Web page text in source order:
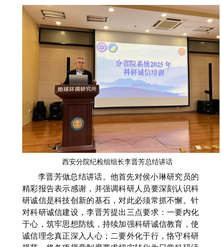
西安分院纪检组组长李晋芳总结讲话
李晋芳做总结讲话。他首先对侯小琳研究员的
精彩报告表示感谢，并强调科研人员要深刻认识科
研诚信是科技创新的基石，对此必须常抓不懈。 针
对科研诚信建设，李晋芳提出三点要求：一要内化
于心，筑牢思想防线，持续加强科研诚信教育，使
诚信理念真正深入人心；二要外化于行，恪守科研